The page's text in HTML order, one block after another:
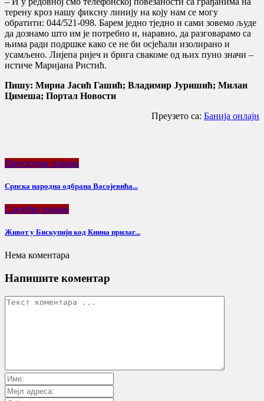
терену кроз нашу фиксну линију на коју нам се могу
обратити: 044/521-098. Барем једно тједно и сами зовемо људе
да дознамо што им је потребно и, наравно, да разговарамо са
њима ради подршке како се не би осјећали изолирано и
усамљено. Лијепа ријеч и брига свакоме од њих пуно значи –
истиче Маријана Ристић.
Пишу: Мирна Јасић Гашић; Владимир Јуришић; Милан
Цимеша; Портал Новости
Преузето са: Банија онлајн
Претходни чланак
Српска народна одбрана Васојевића...
Следећи чланак
Живот у Бискупији код Книна прилаг...
Нема коментара
Напишите коментар